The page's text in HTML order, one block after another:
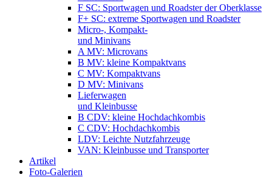
F SC: Sportwagen und Roadster der Oberklasse
F+ SC: extreme Sportwagen und Roadster
Micro-, Kompakt-
und Minivans
A MV: Microvans
B MV: kleine Kompaktvans
C MV: Kompaktvans
D MV: Minivans
Lieferwagen
und Kleinbusse
B CDV: kleine Hochdachkombis
C CDV: Hochdachkombis
LDV: Leichte Nutzfahrzeuge
VAN: Kleinbusse und Transporter
Artikel
Foto-Galerien